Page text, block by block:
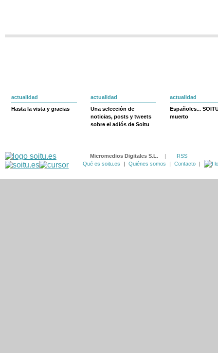
actualidad
Hasta la vista y gracias
actualidad
Una selección de
noticias, posts y tweets
sobre el adiós de Soitu
actualidad
Españoles...
muerto
Micromedios Digitales S.L. |
RSS
Qué es soitu.es
| Quiénes somos | Contacto |